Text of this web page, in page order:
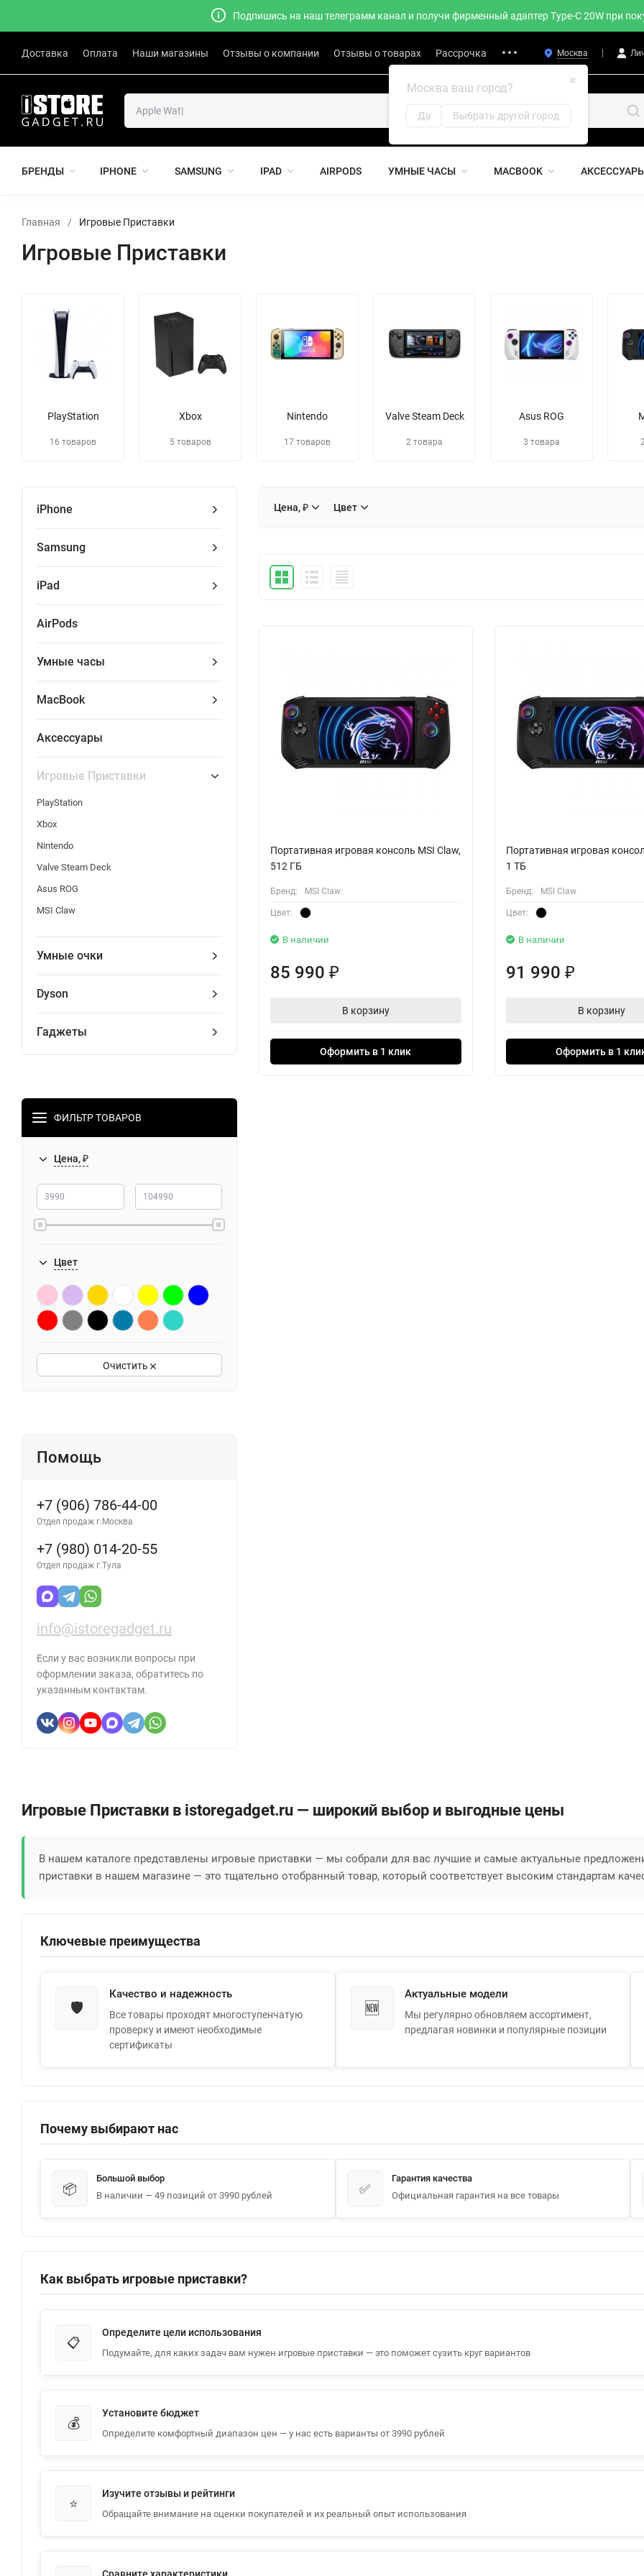
Подпишись на наш телеграмм канал и получи фирменный адаптер Type-C 20W при
Доставка Оплата Наши магазины Отзывы о компании Отзывы о товарах Рассрочка Москва
✖
Москва ваш город?
Да Выбрать другой город
БРЕНДЫ IPHONE SAMSUNG IPAD AIRPODS УМНЫЕ ЧАСЫ MACBOOK
Главная / Игровые Приставки
Игровые Приставки
PlayStation
16 товаров
Xbox
5 товаров
Nintendo
17 товаров
Valve Steam Deck
2 товара
Asus ROG
3 товара
iPhone
Samsung
iPad
AirPods
Умные часы
MacBook
Аксессуары
Игровые Приставки
PlayStation
Xbox
Nintendo
Valve Steam Deck
Asus ROG
MSI Claw
Умные очки
Dyson
Гаджеты
ФИЛЬТР ТОВАРОВ
Цена, ₽
Цвет
Очистить
Помощь
+7 (906) 786-44-00
Отдел продаж г.Москва
+7 (980) 014-20-55
Отдел продаж г.Тула
info@istoregadget.ru
Если у вас возникли вопросы при
оформлении заказа, обратитесь по
указанным контактам.
Цена, ₽ Цвет
Портативная игровая консоль MSI Claw,
512 ГБ
Бренд: MSI Claw
Цвет:
В наличии
85 990 ₽
В корзину
Оформить в 1 клик
Портативная игровая
1 ТБ
Бренд: MSI Claw
Цвет:
В наличии
91 990 ₽
В корзину
Оформить в 1
Игровые Приставки в istoregadget.ru — широкий выбор и выгодные цены
В нашем каталоге представлены игровые приставки — мы собрали для вас лучшие и самые актуальные
приставки в нашем магазине — это тщательно отобранный товар, который соответствует высоким стандартам
Ключевые преимущества
🛡️
Качество и надежность
Все товары проходят многоступенчатую
проверку и имеют необходимые
сертификаты
🆕
Актуальные модели
Мы регулярно обновляем ассортимент,
предлагая новинки и популярные позиции
Почему выбирают нас
📦
Большой выбор
В наличии — 49 позиций от 3990 рублей
✅
Гарантия качества
Официальная гарантия на все товары
Как выбрать игровые приставки?
📋
Определите цели использования
Подумайте, для каких задач вам нужен игровые приставки — это поможет сузить круг вариантов
💰
Установите бюджет
Определите комфортный диапазон цен — у нас есть варианты от 3990 рублей
⭐
Изучите отзывы и рейтинги
Обращайте внимание на оценки покупателей и их реальный опыт использования